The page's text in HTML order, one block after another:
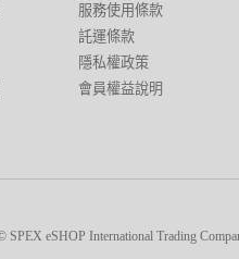
服務使用條款
託運條款
隱私權政策
會員權益說明
eSHOP International Trading